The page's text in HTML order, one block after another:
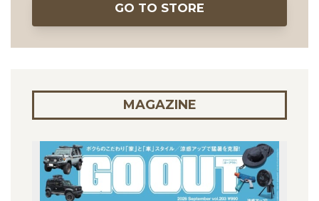
GO TO STORE
MAGAZINE